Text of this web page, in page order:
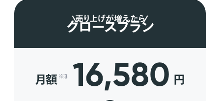
売り上げが増えたら
グロースプラン
月額 ※3 16,580 円